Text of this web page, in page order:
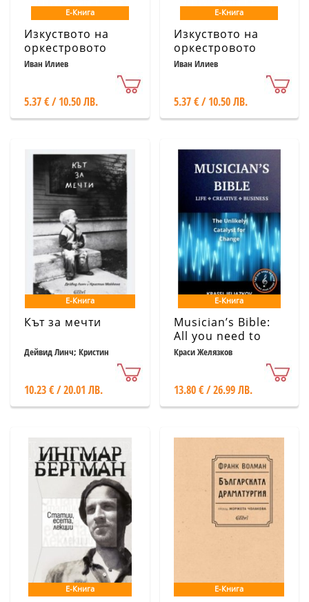
Е-Книга
Изкуството на
оркестровото
дирижиране в
развитие през ХХ
век)
Иван Илиев
5.37 € / 10.50 ЛВ.
Е-Книга
Изкуството на
оркестровото
дирижиране в
развитие през ХХ
век)
Иван Илиев
5.37 € / 10.50 ЛВ.
Е-Книга
Кът за мечти
Дейвид Линч; Кристин
10.23 € / 20.01 ЛВ.
Е-Книга
Musician’s Bible:
All you need to
know about your
Краси Желязков
13.80 € / 26.99 ЛВ.
Е-Книга Е-Книга